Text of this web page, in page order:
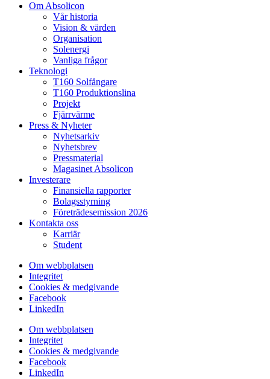
Om Absolicon
Vår historia
Vision & värden
Organisation
Solenergi
Vanliga frågor
Teknologi
T160 Solfångare
T160 Produktionslina
Projekt
Fjärrvärme
Press & Nyheter
Nyhetsarkiv
Nyhetsbrev
Pressmaterial
Magasinet Absolicon
Investerare
Finansiella rapporter
Bolagsstyrning
Företrädesemission 2026
Kontakta oss
Karriär
Student
Om webbplatsen
Integritet
Cookies & medgivande
Facebook
LinkedIn
Om webbplatsen
Integritet
Cookies & medgivande
Facebook
LinkedIn